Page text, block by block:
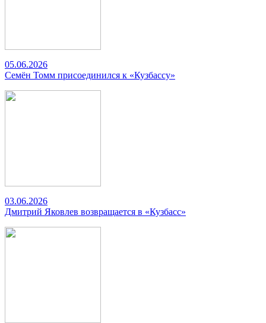
05.06.2026
Семён Томм присоединился к «Кузбассу»
03.06.2026
Дмитрий Яковлев возвращается в «Кузбасс»